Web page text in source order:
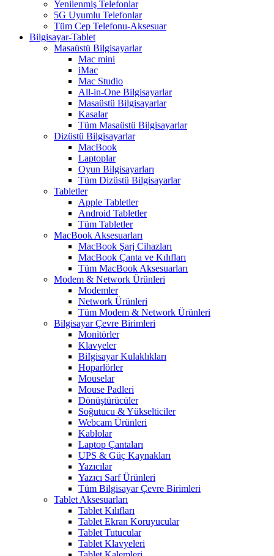
Yenilenmiş Telefonlar
5G Uyumlu Telefonlar
Tüm Cep Telefonu-Aksesuar
Bilgisayar-Tablet
Masaüstü Bilgisayarlar
Mac mini
iMac
Mac Studio
All-in-One Bilgisayarlar
Masaüstü Bilgisayarlar
Kasalar
Tüm Masaüstü Bilgisayarlar
Dizüstü Bilgisayarlar
MacBook
Laptoplar
Oyun Bilgisayarları
Tüm Dizüstü Bilgisayarlar
Tabletler
Apple Tabletler
Android Tabletler
Tüm Tabletler
MacBook Aksesuarları
MacBook Şarj Cihazları
MacBook Çanta ve Kılıfları
Tüm MacBook Aksesuarları
Modem & Network Ürünleri
Modemler
Network Ürünleri
Tüm Modem & Network Ürünleri
Bilgisayar Çevre Birimleri
Monitörler
Klavyeler
BiIgisayar Kulaklıkları
Hoparlörler
Mouselar
Mouse Padleri
Dönüştürücüler
Soğutucu & Yükselticiler
Webcam Ürünleri
Kablolar
Laptop Çantaları
UPS & Güç Kaynakları
Yazıcılar
Yazıcı Sarf Ürünleri
Tüm Bilgisayar Çevre Birimleri
Tablet Aksesuarları
Tablet Kılıfları
Tablet Ekran Koruyucular
Tablet Tutucular
Tablet Klavyeleri